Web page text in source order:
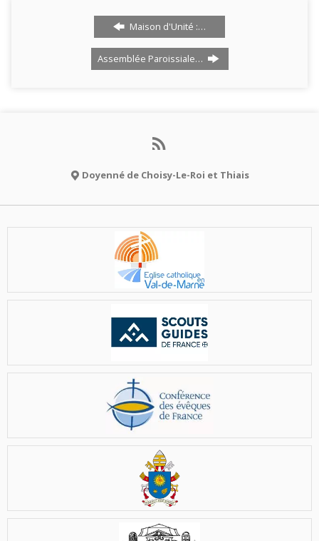
Maison d'Unité :…
Assemblée Paroissiale…
Doyenné de Choisy-Le-Roi et Thiais